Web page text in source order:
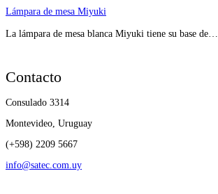
Lámpara de mesa Miyuki
La lámpara de mesa blanca Miyuki tiene su base de…
Contacto
Consulado 3314
Montevideo, Uruguay
(+598) 2209 5667
info@satec.com.uy